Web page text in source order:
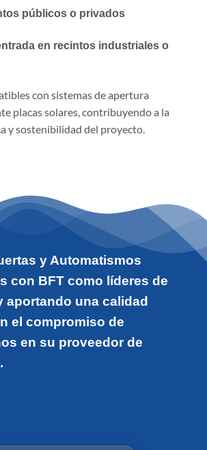
públicos o privados
en recintos industriales o
con sistemas de apertura
placas solares, contribuyendo a la
y sostenibilidad del proyecto.
y Automatismos
con BFT como líderes de
aportando una calidad
el compromiso de
en su proveedor de